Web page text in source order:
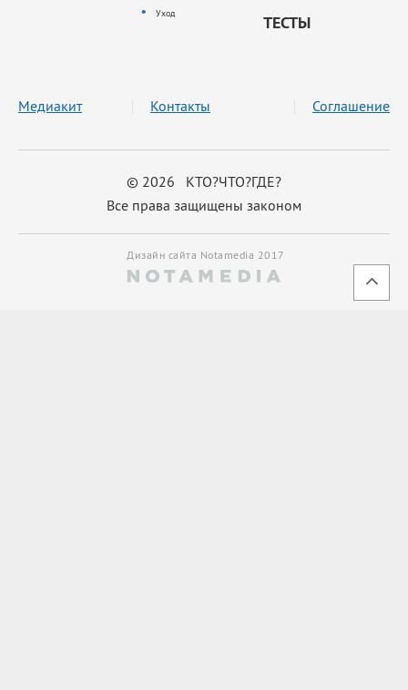
Уход
ТЕСТЫ
© 2026 КТО?ЧТО?ГДЕ?
Все права защищены законом
Медиакит Контакты Соглашение
Дизайн сайта Notamedia 2017